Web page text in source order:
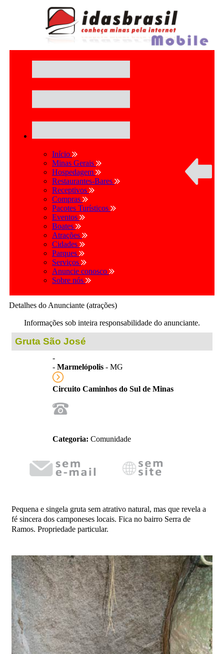
Início
Minas Gerais
Hospedagem
Restaurantes-Bares
Receptivos
Compras
Pacotes Turísticos
Eventos
Boates
Atrações
Cidades
Parques
Serviços
Anuncie conosco
Sobre nós
Detalhes do Anunciante (atrações)
Informações sob inteira responsabilidade do anunciante.
Gruta São José
-
- Marmelópolis - MG
Circuito Caminhos do Sul de Minas
Categoria: Comunidade
Pequena e singela gruta sem atrativo natural, mas que revela a
fé sincera dos camponeses locais. Fica no bairro Serra de
Ramos. Propriedade particular.